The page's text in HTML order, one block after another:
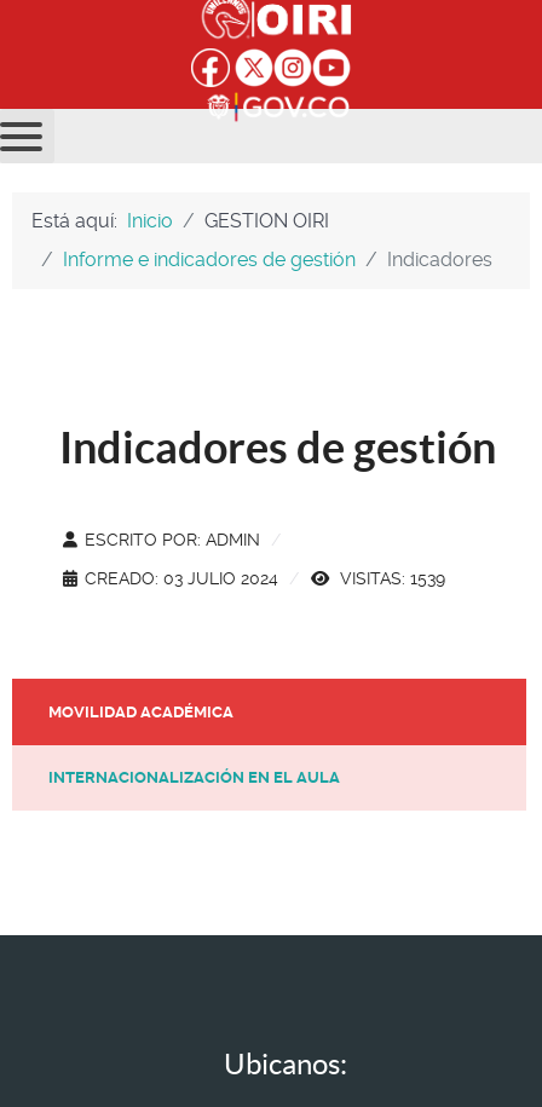
Está aquí: Inicio
GESTION OIRI
Informe e indicadores de gestión
Indicadores
Indicadores de gestión
ESCRITO POR: ADMIN
CREADO: 03 JULIO 2024
VISITAS: 1539
MOVILIDAD ACADÉMICA
INTERNACIONALIZACIÓN EN EL AULA
Ubicanos: